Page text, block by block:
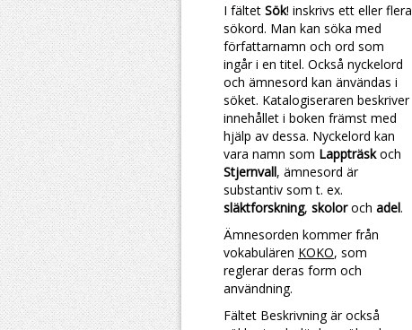
I fältet Sök! inskrivs ett eller flera
sökord. Man kan söka med
författarnamn och ord som
ingår i en titel. Också nyckelord
och ämnesord kan änvändas i
söket. Katalogiseraren beskriver
innehållet i boken främst med
hjälp av dessa. Nyckelord kan
vara namn som Lappträskoch
Stjernvall, ämnesord är
substantiv som t. ex.
släktforskning, skoloroch adel.
Ämnesorden kommer från
vokabulären KOKO, som
reglerar deras form och
användning.
Fältet Beskrivning är också